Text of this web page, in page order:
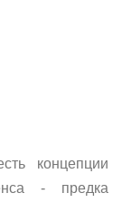
концепции
- предка